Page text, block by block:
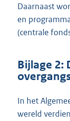
Daarnaast
en
(centrale
Bijlage 2:
In het
wereld